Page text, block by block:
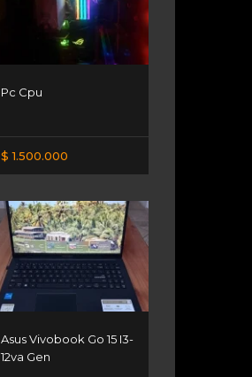
Pc Cpu
$ 1.500.000
Asus Vivobook Go 15 I3-
12va Gen